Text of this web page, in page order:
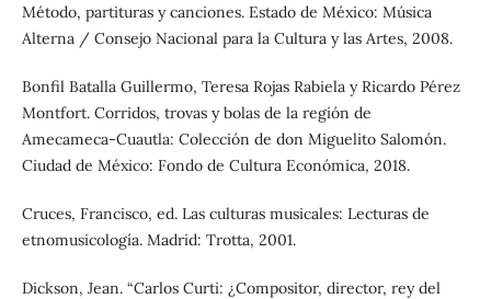
Método, partituras y canciones. Estado de México: Música
Alterna / Consejo Nacional para la Cultura y las Artes, 2008.
Bonfil Batalla Guillermo, Teresa Rojas Rabiela y Ricardo Pérez
Montfort. Corridos, trovas y bolas de la región de
Amecameca-Cuautla: Colección de don Miguelito Salomón.
Ciudad de México: Fondo de Cultura Económica, 2018.
Cruces, Francisco, ed. Las culturas musicales: Lecturas de
etnomusicología. Madrid: Trotta, 2001.
Dickson, Jean. “Carlos Curti: ¿Compositor, director, rey del